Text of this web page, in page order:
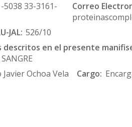
5038 33-3161-
Correo
JAL: 526/10
descritos en el presente
Javier Ochoa Vela Cargo: